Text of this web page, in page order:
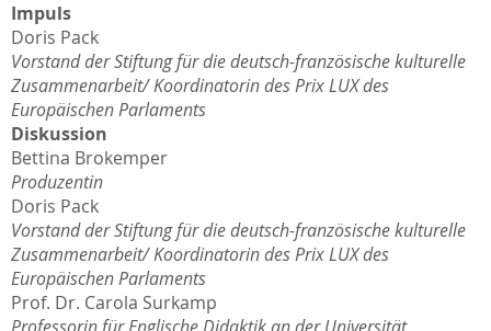
Impuls
Doris Pack
Vorstand der Stiftung für die deutsch-französische kulturelle
Zusammenarbeit/ Koordinatorin des Prix LUX des
Europäischen Parlaments
Diskussion
Bettina Brokemper
Produzentin
Doris Pack
Vorstand der Stiftung für die deutsch-französische kulturelle
Zusammenarbeit/ Koordinatorin des Prix LUX des
Europäischen Parlaments
Prof. Dr. Carola Surkamp